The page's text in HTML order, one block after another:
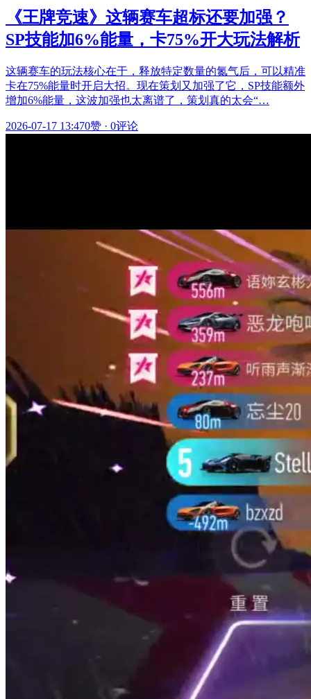
《王牌竞速》这辆赛车超标还要加强？
SP技能加6%能量，卡75%开大玩法解析
这辆赛车的玩法核心在于，释放特定数量的氮气后，可以精准
卡在75%能量时开启大招。现在策划又加强了它，SP技能额外
增加6%能量，这波加强也太离谱了，策划真的太会“…
2026-07-17 13:470赞 · 0评论